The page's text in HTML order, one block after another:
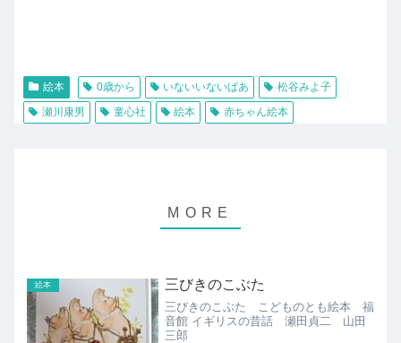
絵本 0歳から いないいないばあ
松谷みよ子
瀬川康男
童心社 絵本 赤ちゃん絵本
絵本 三びきのこぶた
三びきのこぶた こどものとも絵本 福
音館 イギリスの昔話 瀬田貞二 山田
三郎